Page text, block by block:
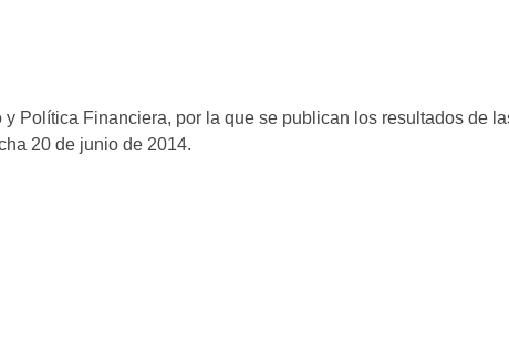
Política Financiera, por la que se publican los resultados de
20 de junio de 2014.